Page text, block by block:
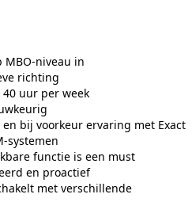
niveau in
richting
40 uur per week
en bij voorkeur ervaring met Exact
systemen
functie is een must
en proactief
met verschillende